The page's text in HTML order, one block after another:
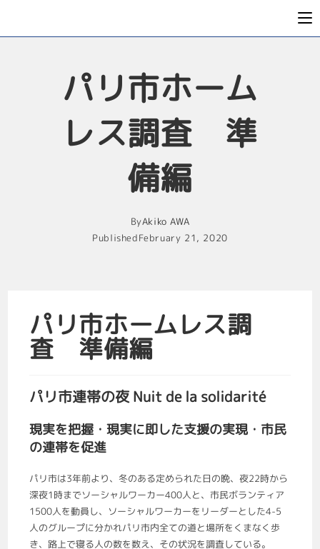
パリ市ホーム
レス調査 準
備編
ByAkiko AWA
PublishedFebruary 21, 2020
パリ市ホームレス調
査 準備編
パリ市連帯の夜 Nuit de la solidarité
現実を把握・現実に即した支援の実現・市民
の連帯を促進
パリ市は3年前より、冬のある定められた日の晩、夜22時から
深夜1時までソーシャルワーカー400人と、市民ボランティア
1500人を動員し、ソーシャルワーカーをリーダーとした4-5
人のグループに分かれパリ市内全ての道と場所をくまなく歩
き、路上で寝る人の数を数え、その状況を調査している。